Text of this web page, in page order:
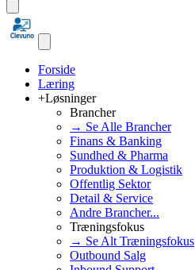
Forside
Læring
+Løsninger
Brancher
→ Se Alle Brancher
Finans & Banking
Sundhed & Pharma
Produktion & Logistik
Offentlig Sektor
Detail & Service
Andre Brancher...
Træningsfokus
→ Se Alt Træningsfokus
Outbound Salg